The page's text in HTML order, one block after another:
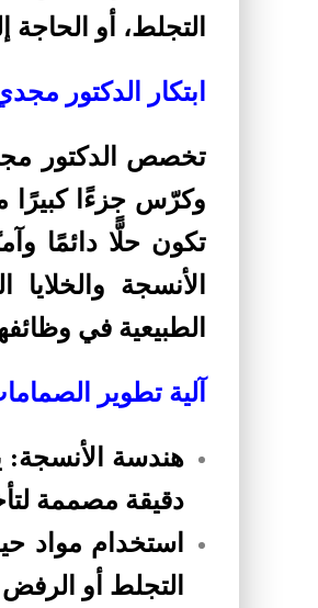
التجلط، أو الحاجة
ابتكار الدكتور
تخصص الدكتور
وكرّس جزءًا كبيرًا
تكون حلًّا دائمًا
الأنسجة
الطبيعية في
آلية تطوير
هندسة الأنسجة:
دقيقة مصممة
استخدام مواد
التجلط أو